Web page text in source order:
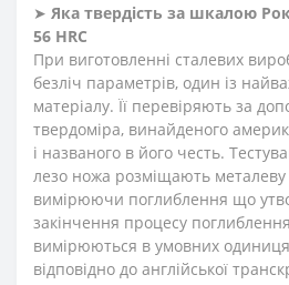
➤ Яка твердість за шкалою
56 HRC
При виготовленні сталевих
безліч параметрів, один із
матеріалу. Її перевіряють за
твердоміра, винайденого
і названого в його честь.
лезо ножа розміщають металеву
вимірюючи поглиблення що
закінчення процесу
вимірюються в умовних
відповідно до англійської